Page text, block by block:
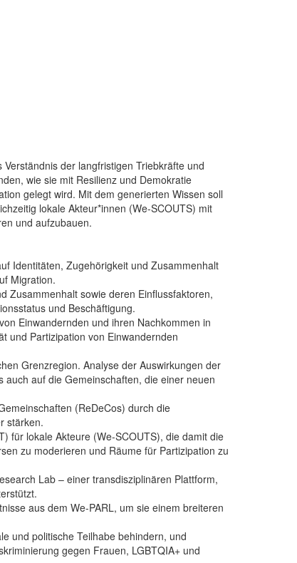
der langfristigen Triebkräfte und
wie sie mit Resilienz und Demokratie
gelegt wird. Mit dem generierten Wissen soll
lokale Akteur*innen (We-SCOUTS) mit
und aufzubauen.
Identitäten, Zugehörigkeit und Zusammenhalt
Migration.
Zusammenhalt sowie deren Einflussfaktoren,
und Beschäftigung.
Einwandernden und ihren Nachkommen in
und Partizipation von Einwandernden
Grenzregion. Analyse der Auswirkungen der
auf die Gemeinschaften, die einer neuen
(ReDeCos) durch die
stärken.
für lokale Akteure (We-SCOUTS), die damit die
zu moderieren und Räume für Partizipation zu
Lab – einer transdisziplinären Plattform,
aus dem We-PARL, um sie einem breiteren
und politische Teilhabe behindern, und
gegen Frauen, LGBTQIA+ und